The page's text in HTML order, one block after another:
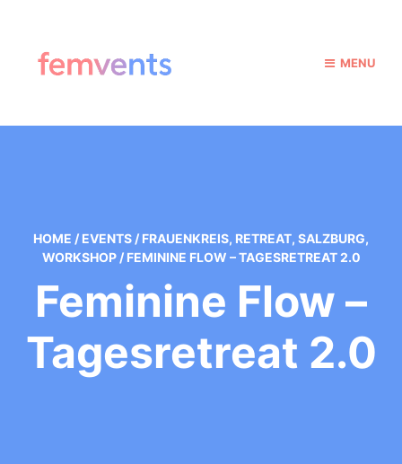
MENU
HOME / EVENTS / FRAUENKREIS, RETREAT, SALZBURG,
WORKSHOP / FEMININE FLOW – TAGESRETREAT 2.0
Feminine Flow –
Tagesretreat 2.0